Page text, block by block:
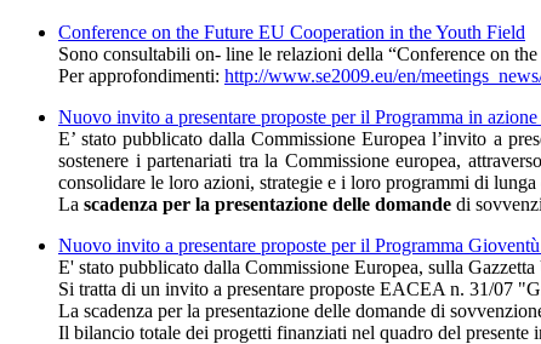
Conference on the Future EU Cooperation in the Youth Field
Sono consultabili on- line le relazioni della “Conference on
Per approfondimenti: http://www.se2009.eu/en/
Nuovo invito a presentare proposte per il Programma in
E’ stato pubblicato dalla Commissione Europea l’invito a
sostenere i partenariati tra la Commissione europea,
consolidare le loro azioni, strategie e i loro programmi di
La scadenza per la presentazione delle domande di
Nuovo invito a presentare proposte per il Programma
E' stato pubblicato dalla Commissione Europea, sulla
Si tratta di un invito a presentare proposte EACEA n. 31/07
La scadenza per la presentazione delle domande di
Il bilancio totale dei progetti finanziati nel quadro del